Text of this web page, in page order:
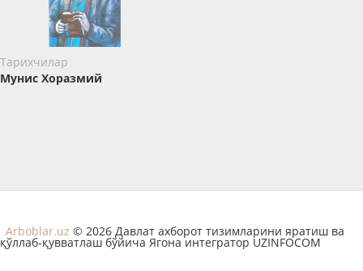
Тарихчилар
Мунис Хоразмий
Arboblar.uz © 2026 Давлат ахборот тизимларини яратиш ва
қўллаб-қувватлаш бўйича Ягона интегратор UZINFOCOM